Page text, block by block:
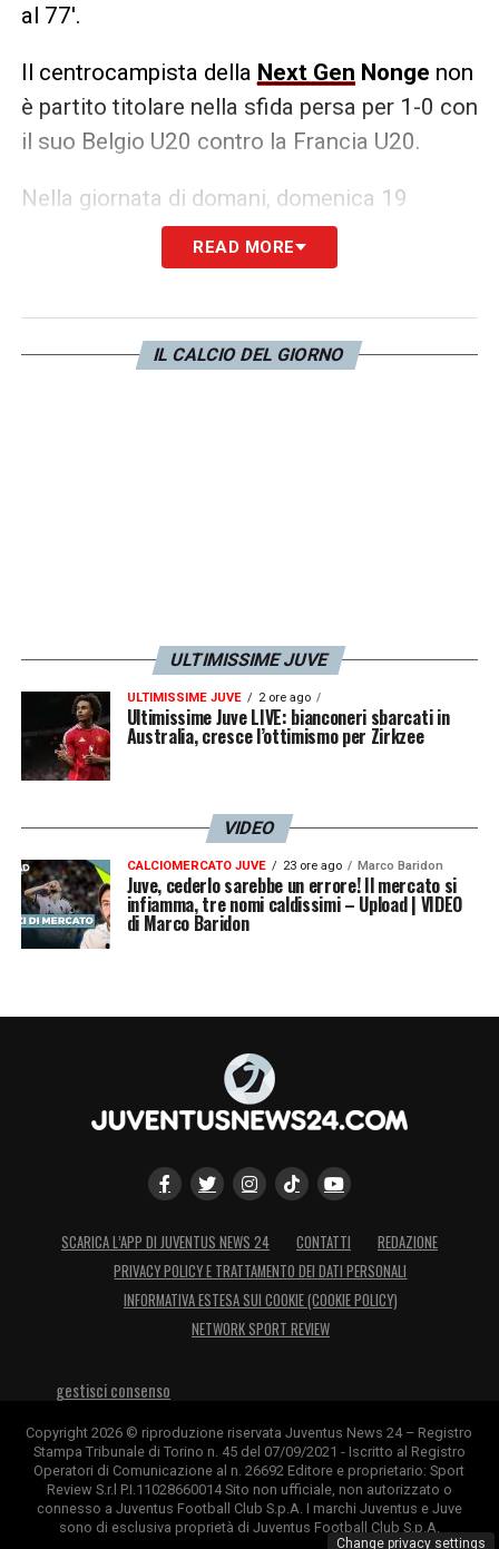
al 77′.
Il centrocampista della Next Gen Nonge non
è partito titolare nella sfida persa per 1-0 con
il suo Belgio U20 contro la Francia U20.
Nella giornata di domani, domenica 19
novembre 2023, scenderanno in campo
contro la Danimarca U20 e il blocco
Pagnucco.
READ MORE
IL CALCIO DEL GIORNO
ULTIMISSIME JUVE
ULTIMISSIME JUVE 2 ore ago
Ultimissime Juve LIVE: bianconeri sbarcati in
Australia, cresce l’ottimismo per Zirkzee
VIDEO
CALCIOMERCATO JUVE 23 ore ago Marco Baridon
Juve, cederlo sarebbe un errore! Il mercato si
infiamma, tre nomi caldissimi – Upload | VIDEO
di Marco Baridon
SCARICA L’APP DI JUVENTUS NEWS 24 CONTATTI
REDAZIONE
PRIVACY POLICY E TRATTAMENTO DEI DATI PERSONALI
INFORMATIVA ESTESA SUI COOKIE (COOKIE POLICY)
NETWORK SPORT REVIEW
gestisci consenso
Copyright 2026 © riproduzione riservata Juventus News 24 – Registro
Stampa Tribunale di Torino n. 45 del 07/09/2021 - Iscritto al Registro
Operatori di Comunicazione al n. 26692 Editore e proprietario: Sport
Review S.r.l P.I.11028660014 Sito non ufficiale, non autorizzato o
connesso a Juventus Football Club S.p.A. I marchi Juventus e Juve
sono di esclusiva proprietà di Juventus Football Club S.p.A.
Change privacy settings